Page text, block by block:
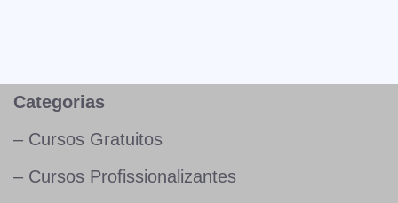
Categorias
– Cursos Gratuitos
– Cursos Profissionalizantes